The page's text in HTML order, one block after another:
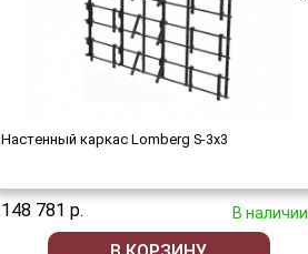
Настенный каркас Lomberg S-3х3
148 781 р. В наличии